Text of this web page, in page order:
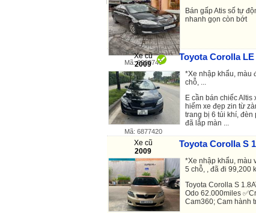
Mã: 6920749
Bán gấp Atis số tự
nhanh gọn còn bớt
Xe cũ
2009
Toyota Corolla LE
Mã: 6877420
*Xe nhập khẩu, màu
chỗ, ...
E cần bán chiếc Altis
hiếm xe đẹp zin từ
trang bị 6 túi khí, đèn
đã lắp màn ...
Xe cũ
2009
Toyota Corolla S
*Xe nhập khẩu, màu
5 chỗ, , đã đi 99,200
Toyota Corolla S
Odo 62.000miles
Cam360; Cam hành